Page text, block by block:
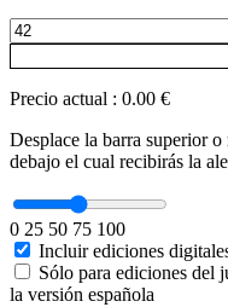
Precio actual : 0.00 €
Desplace la barra superior
debajo el cual recibirás la
0 25 50 75 100
Incluir ediciones
Sólo para ediciones del
la versión española